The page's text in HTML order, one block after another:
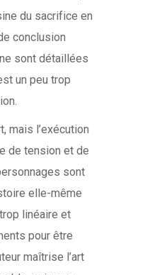
du sacrifice en
conclusion
sont détaillées
un peu trop
mais l’exécution
de tension et de
sont
elle-même
linéaire et
pour être
maîtrise l’art